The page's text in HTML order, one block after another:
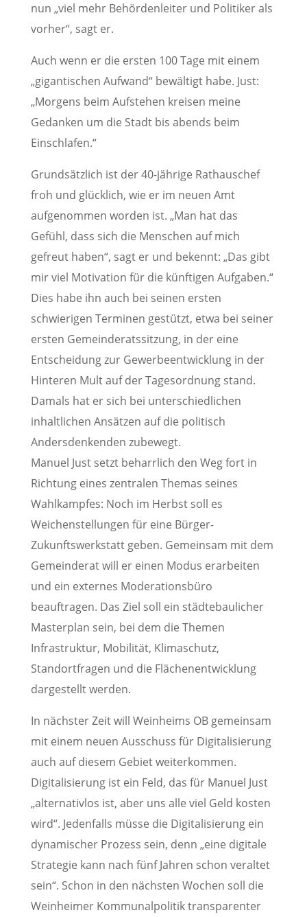
nun „viel mehr Behördenleiter und Politiker als
vorher“, sagt er.
Auch wenn er die ersten 100 Tage mit einem
„gigantischen Aufwand“ bewältigt habe. Just:
„Morgens beim Aufstehen kreisen meine
Gedanken um die Stadt bis abends beim
Einschlafen.“
Grundsätzlich ist der 40-jährige Rathauschef
froh und glücklich, wie er im neuen Amt
aufgenommen worden ist. „Man hat das
Gefühl, dass sich die Menschen auf mich
gefreut haben“, sagt er und bekennt: „Das gibt
mir viel Motivation für die künftigen Aufgaben.“
Dies habe ihn auch bei seinen ersten
schwierigen Terminen gestützt, etwa bei seiner
ersten Gemeinderatssitzung, in der eine
Entscheidung zur Gewerbeentwicklung in der
Hinteren Mult auf der Tagesordnung stand.
Damals hat er sich bei unterschiedlichen
inhaltlichen Ansätzen auf die politisch
Andersdenkenden zubewegt.
Manuel Just setzt beharrlich den Weg fort in
Richtung eines zentralen Themas seines
Wahlkampfes: Noch im Herbst soll es
Weichenstellungen für eine Bürger-
Zukunftswerkstatt geben. Gemeinsam mit dem
Gemeinderat will er einen Modus erarbeiten
und ein externes Moderationsbüro
beauftragen. Das Ziel soll ein städtebaulicher
Masterplan sein, bei dem die Themen
Infrastruktur, Mobilität, Klimaschutz,
Standortfragen und die Flächenentwicklung
dargestellt werden.
In nächster Zeit will Weinheims OB gemeinsam
mit einem neuen Ausschuss für Digitalisierung
auch auf diesem Gebiet weiterkommen.
Digitalisierung ist ein Feld, das für Manuel Just
„alternativlos ist, aber uns alle viel Geld kosten
wird“. Jedenfalls müsse die Digitalisierung ein
dynamischer Prozess sein, denn „eine digitale
Strategie kann nach fünf Jahren schon veraltet
sein“. Schon in den nächsten Wochen soll die
Weinheimer Kommunalpolitik transparenter